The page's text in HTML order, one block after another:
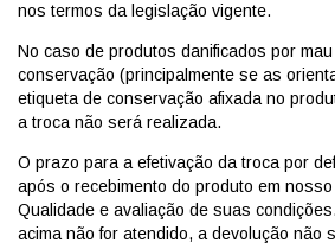
nos termos da legislação vigente.
No caso de produtos danificados por
conservação (principalmente se as
etiqueta de conservação afixada no
a troca não será realizada.
O prazo para a efetivação da troca por
após o recebimento do produto em
Qualidade e avaliação de suas
acima não for atendido, a devolução não